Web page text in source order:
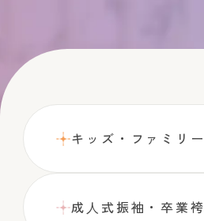
キッズ・ファミリー
成⼈式振袖・卒業袴